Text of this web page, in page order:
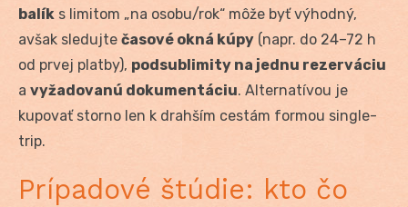
balík s limitom „na osobu/rok“ môže byť výhodný,
avšak sledujte časové okná kúpy (napr. do 24–72 h
od prvej platby), podsublimity na jednu rezerváciu
a vyžadovanú dokumentáciu. Alternatívou je
kupovať storno len k drahším cestám formou single-
trip.
Prípadové štúdie: kto čo